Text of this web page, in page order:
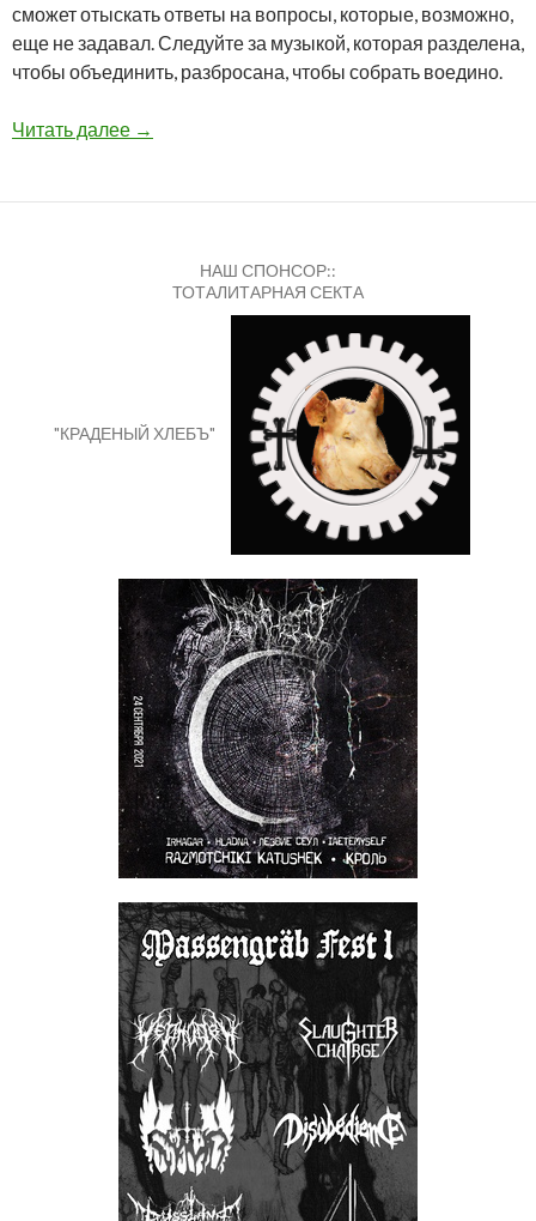
сможет отыскать ответы на вопросы, которые, возможно,
еще не задавал. Следуйте за музыкой, которая разделена,
чтобы объединить, разбросана, чтобы собрать воедино.
Читать далее Атомизация @ 24.02.24 PkULT
→
НАШ СПОНСОР::
ТОТАЛИТАРНАЯ СЕКТА
"КРАДЕНЫЙ ХЛЕБЪ"